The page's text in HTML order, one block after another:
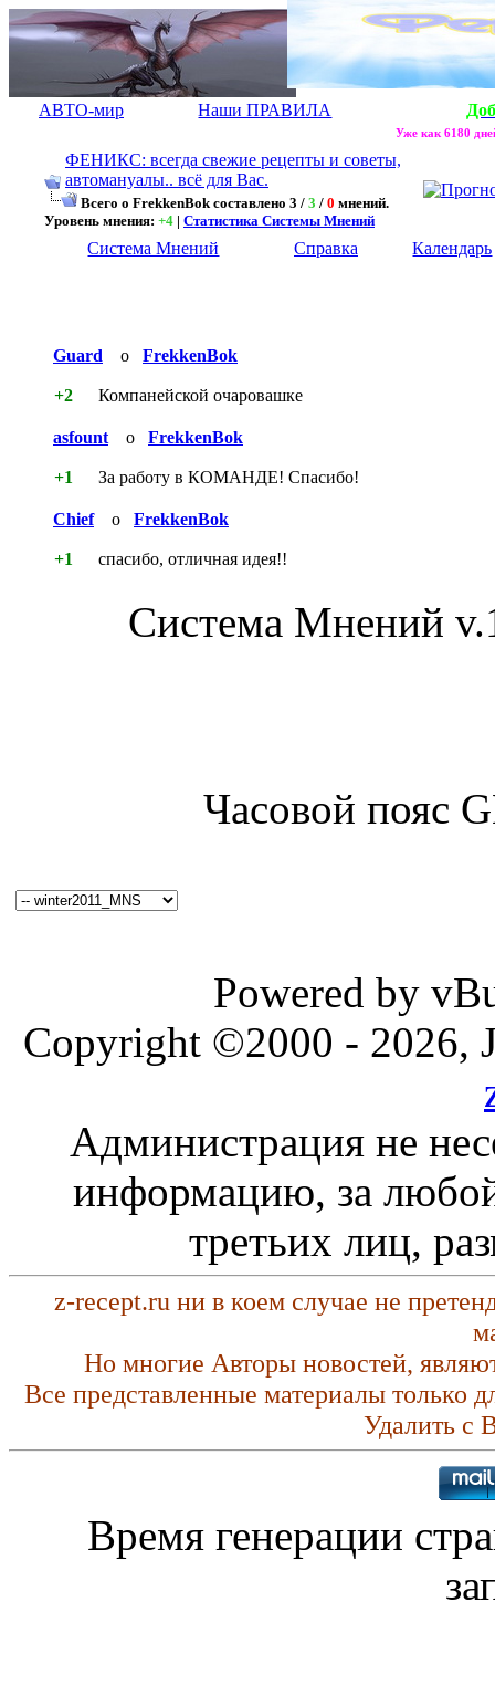
АВТО-мир Наши ПРАВИЛА
Уже как 6180
ФЕНИКС: всегда свежие рецепты и советы,
автомануалы.. всё для Вас.
Всего о FrekkenBok составлено 3 / 3 / 0 мнений.
Уровень мнения: +4 | Статистика Системы Мнений
Система Мнений Справка Календарь
Guard о FrekkenBok
+2 Компанейской очаровашке
asfount о FrekkenBok
+1 За работу в КОМАНДЕ! Спасибо!
Chief о FrekkenBok
+1 спасибо, отличная идея!!
Система Мнений
Часовой пояс
Powered by
Copyright ©2000 - 2026,
Администрация не
информацию, за любой
третьих лиц,
z-recept.ru ни в коем случае не
Но многие Авторы новостей,
Все представленные материалы только
Удалить с
Время генерации